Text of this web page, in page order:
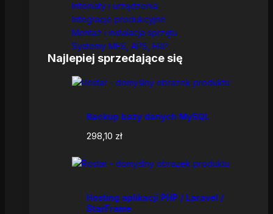
Infomaty i urządzenia
Integracje produkcyjne
Montaż i instalacja sprzętu
Systemy MES, APS, ERP
Najlepiej sprzedające się
Backup bazy danych MySQL
298,10 zł
Hosting aplikacji PHP / Laravel /
StarFrame